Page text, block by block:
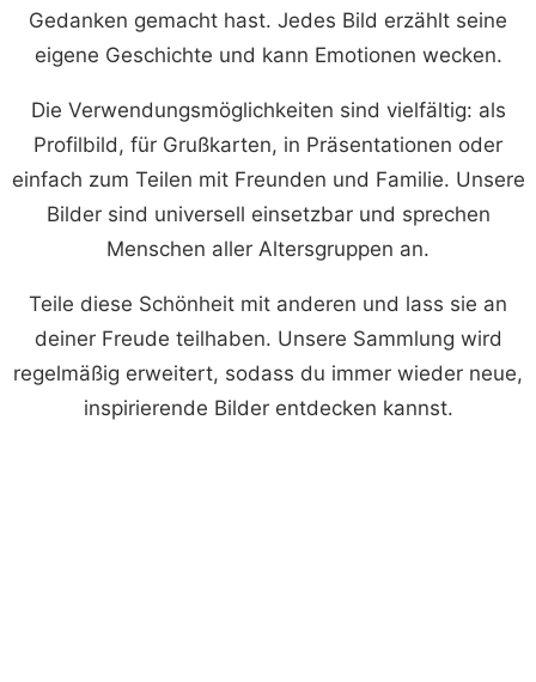
Gedanken gemacht hast. Jedes Bild erzählt seine
eigene Geschichte und kann Emotionen wecken.
Die Verwendungsmöglichkeiten sind vielfältig: als
Profilbild, für Grußkarten, in Präsentationen oder
einfach zum Teilen mit Freunden und Familie. Unsere
Bilder sind universell einsetzbar und sprechen
Menschen aller Altersgruppen an.
Teile diese Schönheit mit anderen und lass sie an
deiner Freude teilhaben. Unsere Sammlung wird
regelmäßig erweitert, sodass du immer wieder neue,
inspirierende Bilder entdecken kannst.